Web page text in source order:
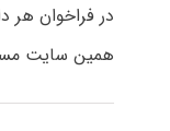
در فراخوان هر
همین سایت